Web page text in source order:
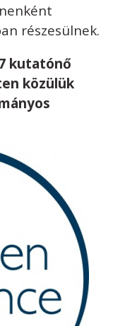
részesülnek.
kutatónő
közülük